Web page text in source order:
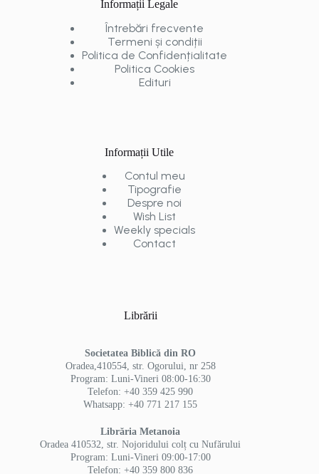
Informații Legale
Întrebări frecvente
Termeni și condiții
Politica de Confidențialitate
Politica Cookies
Edituri
Informații Utile
Contul meu
Tipografie
Despre noi
Wish List
Weekly specials
Contact
Librării
Societatea Biblică din RO
Oradea,410554, str. Ogorului, nr 258
Program: Luni-Vineri 08:00-16:30
Telefon: +40 359 425 990
Whatsapp: +40 771 217 155
Librăria Metanoia
Oradea 410532, str. Nojoridului colț cu Nufărului
Program: Luni-Vineri 09:00-17:00
Telefon: +40 359 800 836